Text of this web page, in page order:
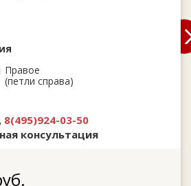
Правое
(петли справа)
, 8(495)924-03-50
консультация